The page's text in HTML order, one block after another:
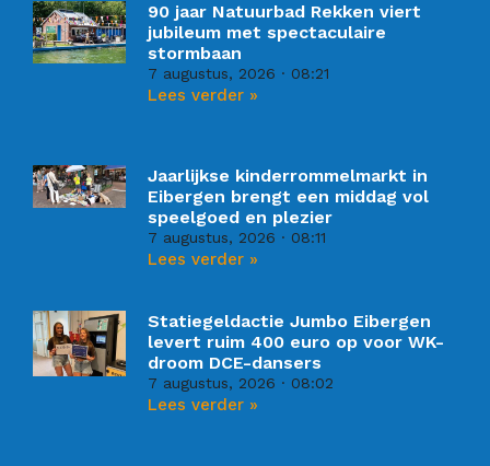
90 jaar Natuurbad Rekken viert
jubileum met spectaculaire
stormbaan
7 augustus, 2026 08:21
Lees verder »
Jaarlijkse kinderrommelmarkt in
Eibergen brengt een middag vol
speelgoed en plezier
7 augustus, 2026 08:11
Lees verder »
Statiegeldactie Jumbo Eibergen
levert ruim 400 euro op voor WK-
droom DCE-dansers
7 augustus, 2026 08:02
Lees verder »